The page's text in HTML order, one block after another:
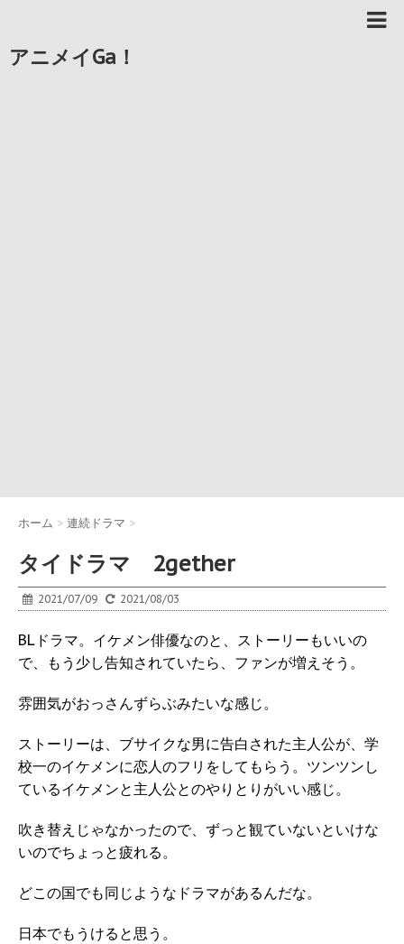
アニメイGa！
ホーム > 連続ドラマ >
タイドラマ 2gether
2021/07/09 2021/08/03
BLドラマ。イケメン俳優なのと、ストーリーもいいの
で、もう少し告知されていたら、ファンが増えそう。
雰囲気がおっさんずらぶみたいな感じ。
ストーリーは、ブサイクな男に告白された主人公が、学
校一のイケメンに恋人のフリをしてもらう。ツンツンし
ているイケメンと主人公とのやりとりがいい感じ。
吹き替えじゃなかったので、ずっと観ていないといけな
いのでちょっと疲れる。
どこの国でも同じようなドラマがあるんだな。
日本でもうけると思う。